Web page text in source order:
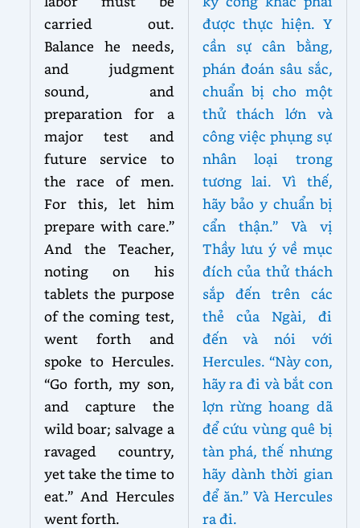
carried out.
Balance he needs,
and judgment
sound, and
preparation for a
major test and
future service to
the race of men.
For this, let him
prepare with care.”
And the Teacher,
noting on his
tablets the purpose
of the coming test,
went forth and
spoke to Hercules.
“Go forth, my son,
and capture the
wild boar; salvage a
ravaged country,
yet take the time to
eat.” And Hercules
went forth.
được thực hiện. Y
cần sự cân bằng,
phán đoán sâu sắc,
chuẩn bị cho một
thử thách lớn và
công việc phụng sự
nhân loại trong
tương lai. Vì thế,
hãy bảo y chuẩn bị
cẩn thận.” Và vị
Thầy lưu ý về mục
đích của thử thách
sắp đến trên các
thẻ của Ngài, đi
đến và nói với
Hercules. “Này con,
hãy ra đi và bắt con
lợn rừng hoang dã
để cứu vùng quê bị
tàn phá, thế nhưng
hãy dành thời gian
để ăn.” Và Hercules
ra đi.